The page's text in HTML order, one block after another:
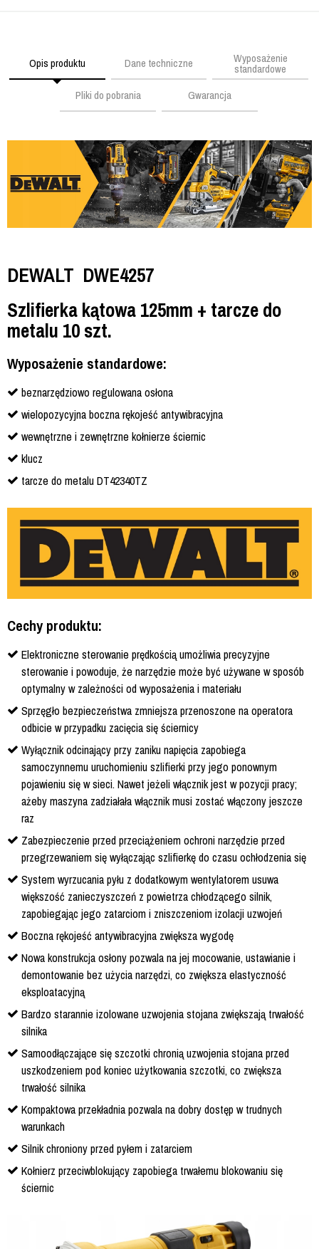
Opis produktu Dane techniczne Wyposażenie
standardowe
Pliki do pobrania
Gwarancja
DEWALT DWE4257
Szlifierka kątowa 125mm + tarcze do
metalu 10 szt.
Wyposażenie standardowe:
beznarzędziowo regulowana osłona
wielopozycyjna boczna rękojeść antywibracyjna
wewnętrzne i zewnętrzne kołnierze ściernic
klucz
tarcze do metalu DT42340TZ
Cechy produktu:
Elektroniczne sterowanie prędkością umożliwia precyzyjne
sterowanie i powoduje, że narzędzie może być używane w sposób
optymalny w zależności od wyposażenia i materiału
Sprzęgło bezpieczeństwa zmniejsza przenoszone na operatora
odbicie w przypadku zacięcia się ściernicy
Wyłącznik odcinający przy zaniku napięcia zapobiega
samoczynnemu uruchomieniu szlifierki przy jego ponownym
pojawieniu się w sieci. Nawet jeżeli włącznik jest w pozycji pracy;
ażeby maszyna zadziałała włącznik musi zostać włączony jeszcze
raz
Zabezpieczenie przed przeciążeniem ochroni narzędzie przed
przegrzewaniem się wyłączając szlifierkę do czasu ochłodzenia się
System wyrzucania pyłu z dodatkowym wentylatorem usuwa
większość zanieczyszczeń z powietrza chłodzącego silnik,
zapobiegając jego zatarciom i zniszczeniom izolacji uzwojeń
Boczna rękojeść antywibracyjna zwiększa wygodę
Nowa konstrukcja osłony pozwala na jej mocowanie, ustawianie i
demontowanie bez użycia narzędzi, co zwiększa elastyczność
eksploatacyjną
Bardzo starannie izolowane uzwojenia stojana zwiększają trwałość
silnika
Samoodłączające się szczotki chronią uzwojenia stojana przed
uszkodzeniem pod koniec użytkowania szczotki, co zwiększa
trwałość silnika
Kompaktowa przekładnia pozwala na dobry dostęp w trudnych
warunkach
Silnik chroniony przed pyłem i zatarciem
Kołnierz przeciwblokujący zapobiega trwałemu blokowaniu się
ściernic